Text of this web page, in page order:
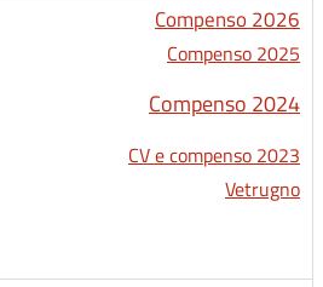
Compenso 2026
Compenso 2025
Compenso 2024
CV e compenso 2023
Vetrugno